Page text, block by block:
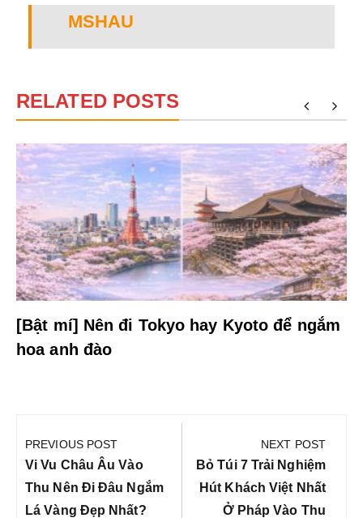
MSHAU
RELATED POSTS
[Bật mí] Nên đi Tokyo hay Kyoto để ngắm
hoa anh đào
hướng
bài
viết
PREVIOUS POST
Previous
Post:
Vi Vu Châu Âu Vào
Thu Nên Đi Đâu Ngắm
Lá Vàng Đẹp Nhất?
NEXT POST
Next
Post:
Bỏ Túi 7 Trải Nghiệm
Hút Khách Việt Nhất
Ở Pháp Vào Thu